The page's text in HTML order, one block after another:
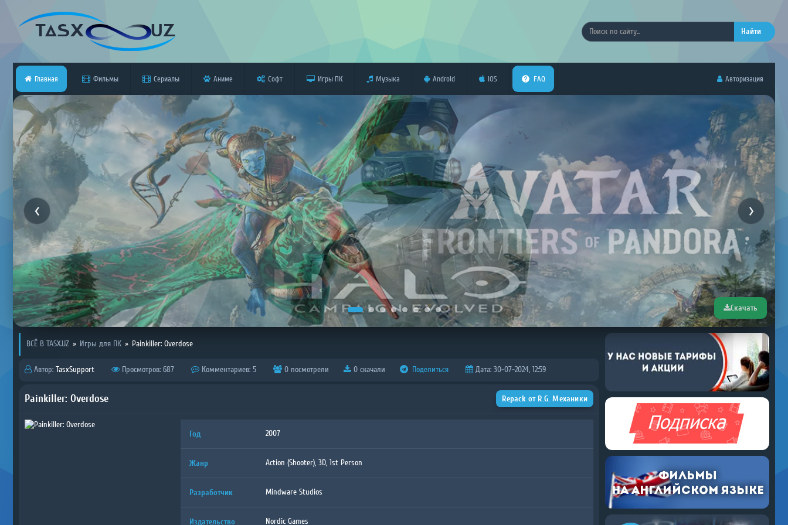
Найти
Главная Фильмы Сериалы Аниме Софт Игры ПК Музыка Android iOS FAQ Авторизация
Скачать
ВСЁ В TASX.UZ » Игры для ПК » Painkiller: Overdose
Автор: TasxSupport Просмотров: 687 Комментариев: 5 0 посмотрели 0 скачали Поделиться Дата: 30-07-2024, 12:59
Painkiller: Overdose Repack от R.G. Механики
Год 2007
Жанр Action (Shooter), 3D, 1st Person
Разработчик Mindware Studios
Издательство Nordic Games